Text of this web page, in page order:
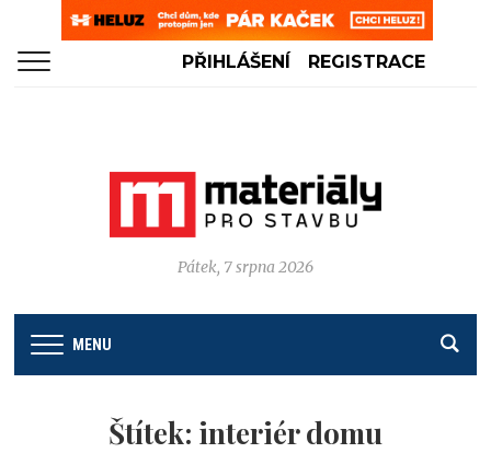
PŘIHLÁŠENÍ REGISTRACE
Pátek, 7 srpna 2026
MENU
Štítek: interiér domu